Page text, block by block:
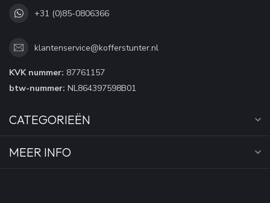
+31 (0)85-0806366
klantenservice@kofferstunter.nl
KVK nummer: 87761157
btw-nummer: NL864397598B01
CATEGORIEËN
MEER INFO